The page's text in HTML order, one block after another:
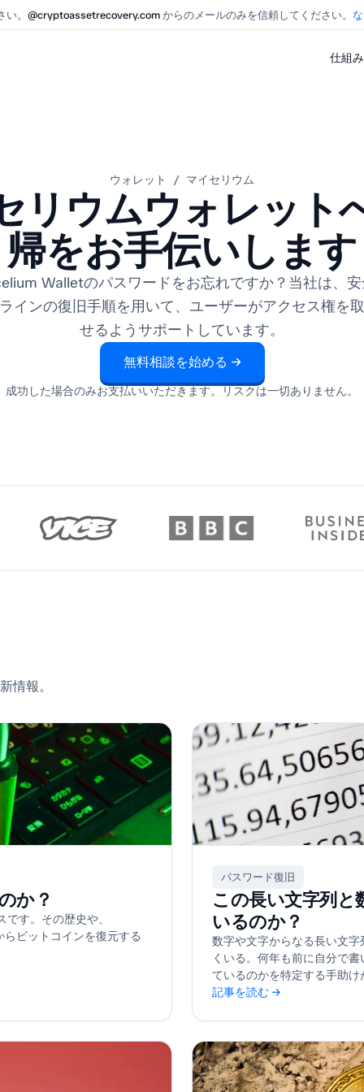
。 @cryptoassetrecovery.com からのメールのみを信頼してください。
仕組み
ウォレット / マイセリウム
リウムウォレット
帰をお手伝いします
Walletのパスワードをお忘れですか？当社は、
インの復旧手順を用いて、ユーザーがアクセス権を
せるようサポートしています。
無料相談を始める →
成功した場合のみお支払いいただきます。リスクは一切ありません。
情報。
か？
す。その歴史や、
ビットコインを復元する
パスワード復旧
この長い文字列
いるのか？
数字や文字からなる長い文
くいる。何年も前に自分で
ているのかを特定する手助
記事を読む →